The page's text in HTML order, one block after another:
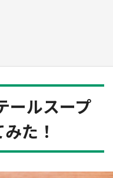
ールスープ
た！